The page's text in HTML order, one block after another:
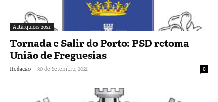
Autárquicas 2021
Tornada e Salir do Porto: PSD retoma
União de Freguesias
Redação - 30 de Setembro, 2021 0